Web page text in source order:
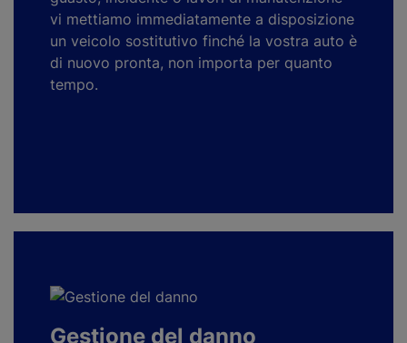
vi mettiamo immediatamente a disposizione
un veicolo sostitutivo finché la vostra auto è
di nuovo pronta, non importa per quanto
tempo.
Gestione del danno